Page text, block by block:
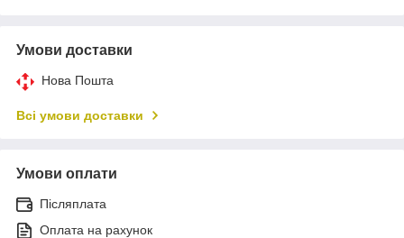
Умови доставки
Нова Пошта
Всі умови доставки
Умови оплати
Післяплата
Оплата на рахунок